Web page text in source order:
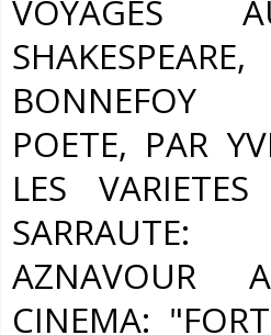
VOYAGES
BONNEFOY
POETE, PAR
LES
AZNAVOUR
CINEMA: